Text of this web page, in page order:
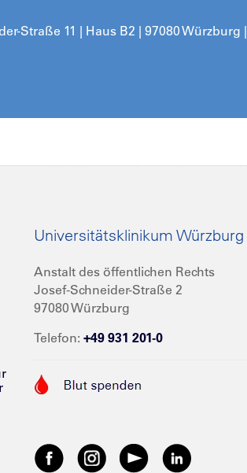
Straße 11 | Haus B2 | 97080 Würzburg |
Universitätsklinikum Würzburg
Anstalt des öffentlichen Rechts
Josef-Schneider-Straße 2
97080 Würzburg
Telefon: +49 931 201-0